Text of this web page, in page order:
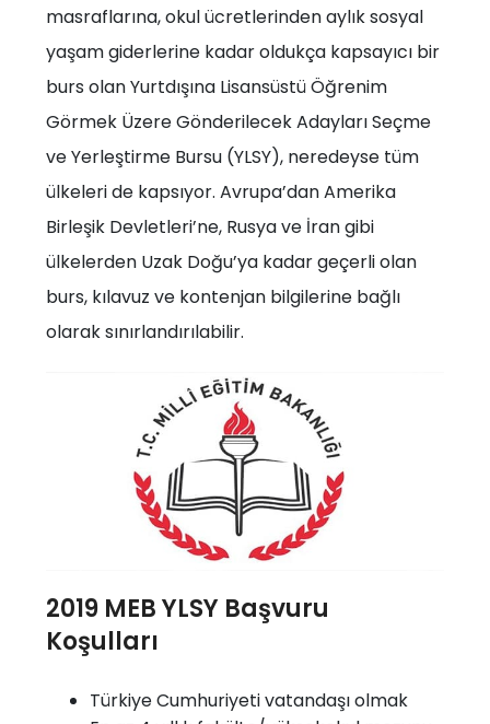
masraflarına, okul ücretlerinden aylık sosyal
yaşam giderlerine kadar oldukça kapsayıcı bir
burs olan Yurtdışına Lisansüstü Öğrenim
Görmek Üzere Gönderilecek Adayları Seçme
ve Yerleştirme Bursu (YLSY), neredeyse tüm
ülkeleri de kapsıyor. Avrupa’dan Amerika
Birleşik Devletleri’ne, Rusya ve İran gibi
ülkelerden Uzak Doğu’ya kadar geçerli olan
burs, kılavuz ve kontenjan bilgilerine bağlı
olarak sınırlandırılabilir.
2019 MEB YLSY Başvuru
Koşulları
Türkiye Cumhuriyeti vatandaşı olmak